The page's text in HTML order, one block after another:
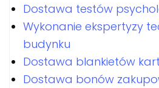
Dostawa testów
Wykonanie ekspertyzy
budynku
Dostawa blankietów
Dostawa bonów